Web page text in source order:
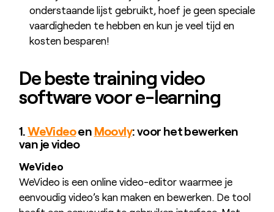
onderstaande lijst gebruikt, hoef je geen speciale
vaardigheden te hebben en kun je veel tijd en
kosten besparen!
De beste training video
software voor e-learning
1.WeVideoen Moovly: voor het bewerken
van je video
WeVideo
WeVideo is een online video-editor waarmee je
eenvoudig video’s kan maken en bewerken. De tool